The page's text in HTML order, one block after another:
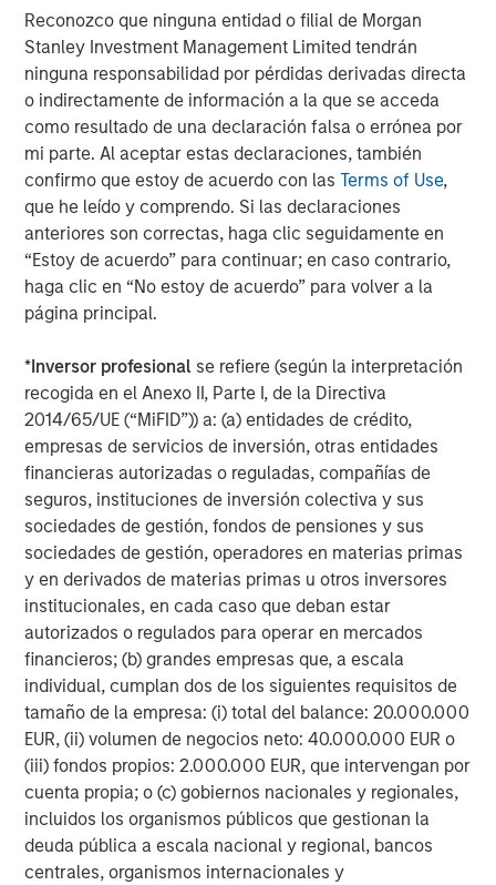
Reconozco que ninguna entidad o filial de Morgan
Stanley Investment Management Limited tendrán
ninguna responsabilidad por pérdidas derivadas directa
o indirectamente de información a la que se acceda
como resultado de una declaración falsa o errónea por
mi parte. Al aceptar estas declaraciones, también
confirmo que estoy de acuerdo con lasTerms of Use,
que he leído y comprendo. Si las declaraciones
anteriores son correctas, haga clic seguidamente en
“Estoy de acuerdo” para continuar; en caso contrario,
haga clic en “No estoy de acuerdo” para volver a la
página principal.
*Inversor profesional se refiere (según la interpretación
recogida en el Anexo II, Parte I, de la Directiva
2014/65/UE (“MiFID”)) a: (a) entidades de crédito,
empresas de servicios de inversión, otras entidades
financieras autorizadas o reguladas, compañías de
seguros, instituciones de inversión colectiva y sus
sociedades de gestión, fondos de pensiones y sus
sociedades de gestión, operadores en materias primas
y en derivados de materias primas u otros inversores
institucionales, en cada caso que deban estar
autorizados o regulados para operar en mercados
financieros; (b) grandes empresas que, a escala
individual, cumplan dos de los siguientes requisitos de
tamaño de la empresa: (i) total del balance: 20.000.000
EUR, (ii) volumen de negocios neto: 40.000.000 EUR o
(iii) fondos propios: 2.000.000 EUR, que intervengan por
cuenta propia; o (c) gobiernos nacionales y regionales,
incluidos los organismos públicos que gestionan la
deuda pública a escala nacional y regional, bancos
centrales, organismos internacionales y
Rentabilidad de los activos desde el
comienzo del año
GRÁFICO 1
Nota: Rentabilidad en USD. Fuente: Bloomberg. Datos a 1 de
diciembre de 2025. Los índices se facilitan con fines meramente
ilustrativos y no es su objetivo describir la rentabilidad de una
inversión concreta.La rentabilidad histórica no garantiza
resultados futuros.Consulte a continuación las definiciones de
los índices.
dólar estadounidense
GRÁFICO 2
Nota: una variación positiva indica apreciación de la moneda
con respecto al USD. Fuente: Bloomberg. Datos a 31 de diciembre
de 2025.
Principales variaciones mensuales de los
diferenciales y de las TIRes a 10 años
GRÁFICO 3
Fuente: Bloomberg, JPMorgan. Datos a 1 de diciembre de 2025.
Perspectivas y asignación global de activos
Tipos y divisas de mercados desarrollados